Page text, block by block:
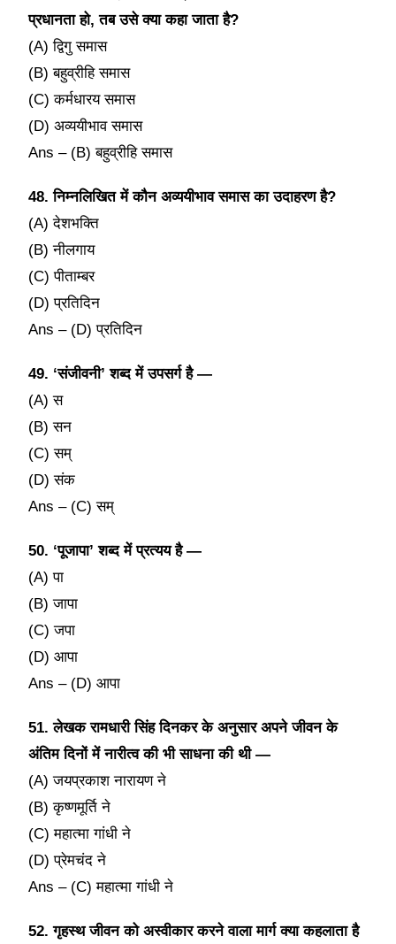
प्रधानता हो, तब उसे क्या कहा जाता है?
(A) द्विगु समास
(B) बहुव्रीहि समास
(C) कर्मधारय समास
(D) अव्ययीभाव समास
Ans – (B) बहुव्रीहि समास
48. निम्नलिखित में कौन अव्ययीभाव समास का उदाहरण है?
(A) देशभक्ति
(B) नीलगाय
(C) पीताम्बर
(D) प्रतिदिन
Ans – (D) प्रतिदिन
49. ‘संजीवनी’ शब्द में उपसर्ग है —
(A) स
(B) सन
(C) सम्
(D) संक
Ans – (C) सम्
50. ‘पूजापा’ शब्द में प्रत्यय है —
(A) पा
(B) जापा
(C) जपा
(D) आपा
Ans – (D) आपा
51. लेखक रामधारी सिंह दिनकर के अनुसार अपने जीवन के
अंतिम दिनों में नारीत्व की भी साधना की थी —
(A) जयप्रकाश नारायण ने
(B) कृष्णमूर्ति ने
(C) महात्मा गांधी ने
(D) प्रेमचंद ने
Ans – (C) महात्मा गांधी ने
52. गृहस्थ जीवन को अस्वीकार करने वाला मार्ग क्या कहलाता है